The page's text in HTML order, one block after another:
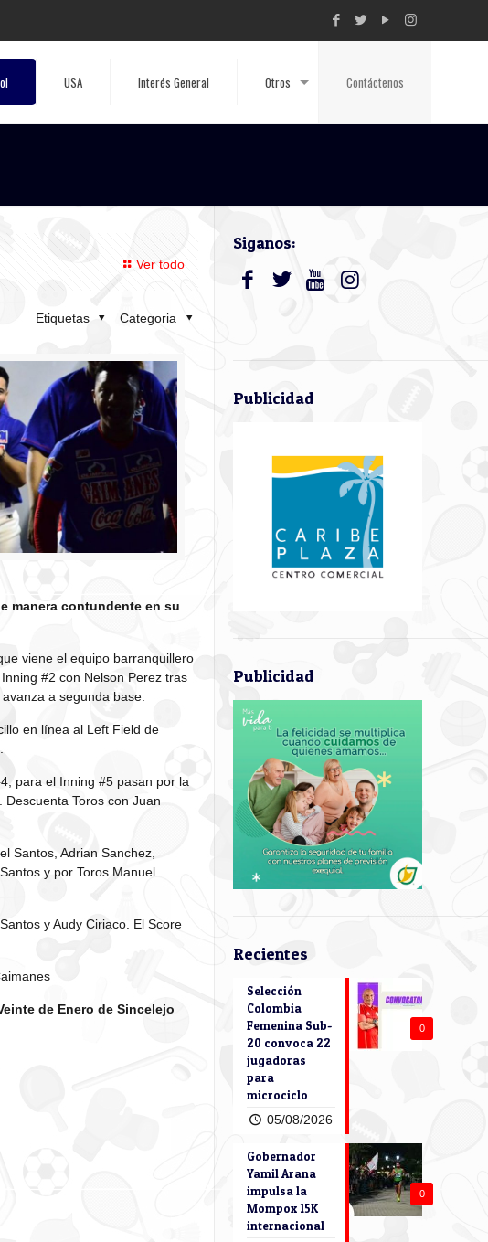
USA Interés General Otros Contáctenos
Ver todo
Categoria
Etiquetas
manera contundente en su
viene el equipo barranquillero
#2 con Nelson Perez tras
a segunda base.
en línea al Left Field de
para el Inning #5 pasan por la
Toros con Juan
Santos, Adrian Sanchez,
y por Toros Manuel
y Audy Ciriaco. El Score
de Enero de Sincelejo
Siganos:
Publicidad
Publicidad
Recientes
0
Selección
Colombia
Femenina Sub-
20 convoca 22
jugadoras
para
microciclo
05/08/2026
0
Gobernador
Yamil Arana
impulsa la
Mompox 15K
internacional